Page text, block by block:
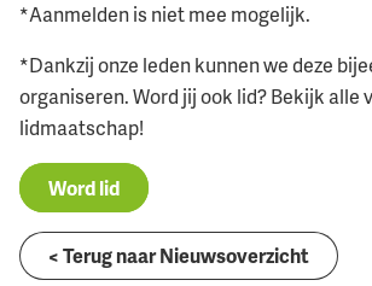
*Aanmelden is niet mee mogelijk.
*Dankzij onze leden kunnen we deze
organiseren. Word jij ook lid? Bekijk alle
lidmaatschap!
Word lid
< Terug naar Nieuwsoverzicht